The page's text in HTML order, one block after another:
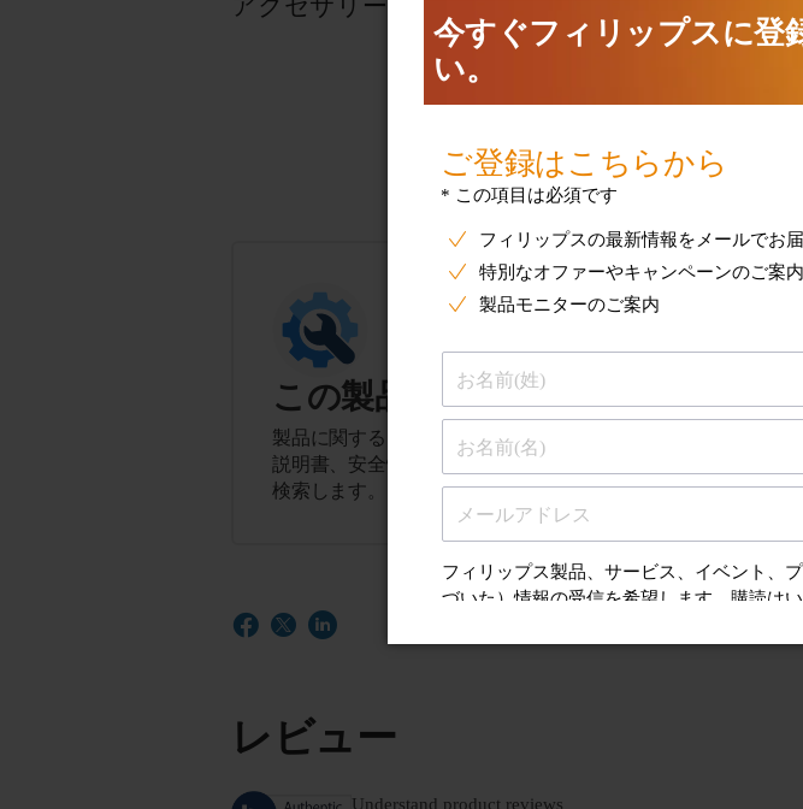
技術仕様
この製品に関するサポート
製品に関するヒント、よくある質問（FAQ）、取扱
説明書、安全性とコンプライアンスに関する情報を
検索します。
レビュー
Understand product reviews